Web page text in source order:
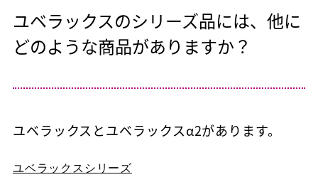
ユベラックスのシリーズ品には、他に
どのような商品がありますか？
ユベラックスとユベラックスα2があります。
ユベラックスシリーズ